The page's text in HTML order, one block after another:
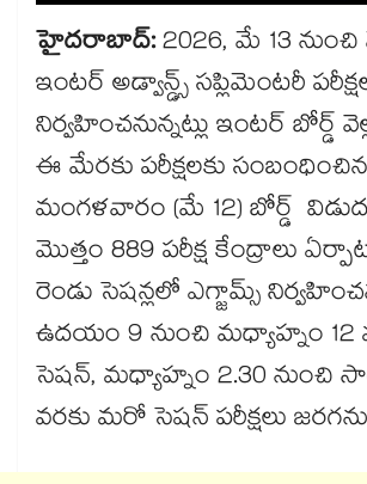
హైదరాబాద్:2026, మే 13
ఇంటర్ అడ్వాన్డ్స్ సప్లిమెంటరీ
నిర్వహించనున్నట్లు ఇంటర్ బోర్డ్
ఈ మేరకు పరీక్షలకు
మంగళవారం (మే 12) బోర్డ్
మొత్తం 889 పరీక్ష కేంద్రాలు
రెండు సెషన్లలో ఎగ్జామ్స్
ఉదయం 9 నుంచి మధ్యాహ్నం 12
సెషన్, మధ్యాహ్నం 2.30 నుంచి
వరకు మరో సెషన్ పరీక్షలు